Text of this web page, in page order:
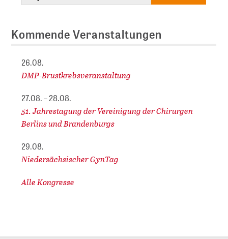
Kommende Veranstaltungen
26.08.
DMP-Brustkrebsveranstaltung
27.08. – 28.08.
51. Jahrestagung der Vereinigung der Chirurgen
Berlins und Brandenburgs
29.08.
Niedersächsischer GynTag
Alle Kongresse